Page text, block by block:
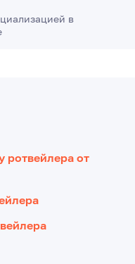
в
ротвейлера от